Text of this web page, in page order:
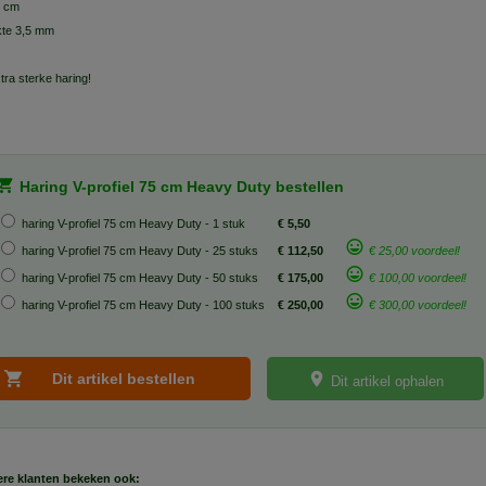
cm
3,5 mm
sterke haring!
Haring V-profiel 75 cm Heavy Duty bestellen
haring V-profiel 75 cm Heavy Duty - 1 stuk € 5,50
haring V-profiel 75 cm Heavy Duty - 25 stuks € 112,50 € 25,00 voordeel!
haring V-profiel 75 cm Heavy Duty - 50 stuks € 175,00 € 100,00 voordeel!
haring V-profiel 75 cm Heavy Duty - 100 stuks € 250,00 € 300,00 voordeel!
Dit artikel ophalen
klanten bekeken ook: